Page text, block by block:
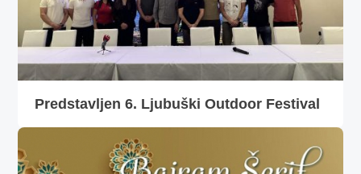
Predstavljen 6. Ljubuški Outdoor Festival